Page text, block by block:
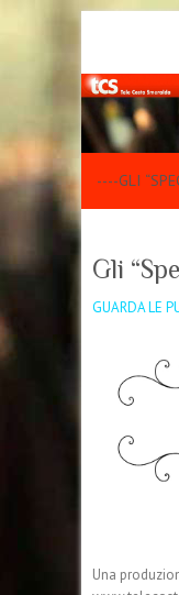
Gli
GUARDA LE
Una